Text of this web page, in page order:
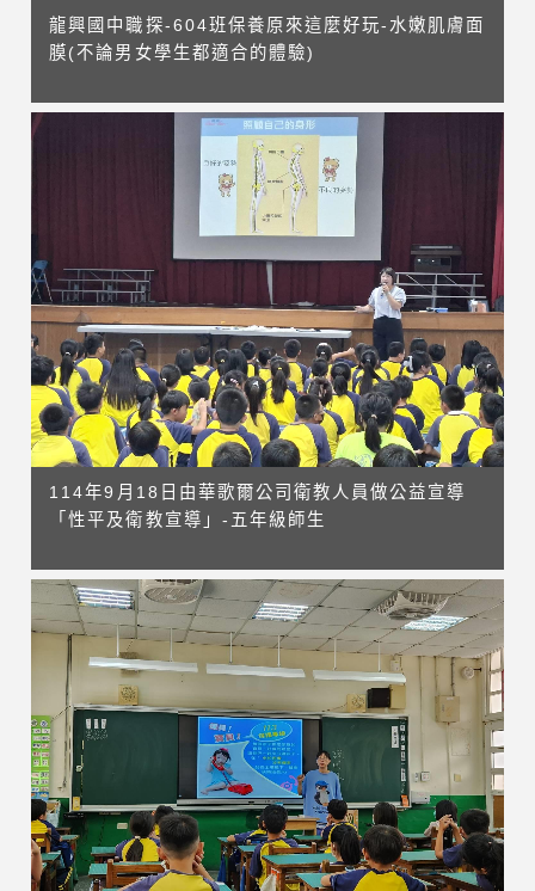
龍興國中職探-604班保養原來這麼好玩-水嫩肌膚面
膜(不論男女學生都適合的體驗)
114年9月18日由華歌爾公司衛教人員做公益宣導
「性平及衛教宣導」-五年級師生